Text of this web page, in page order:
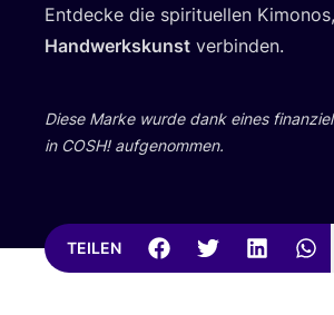
Ent­de­cke die spi­ri­tu­el­len
Hand­werks­kunst verbinden.
Die­se Mar­ke wur­de dank eines
in COSH! aufgenommen.
TEILEN